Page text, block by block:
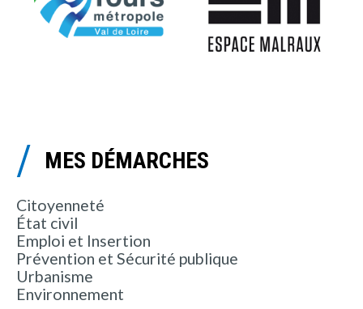
MES DÉMARCHES
Citoyenneté
État civil
Emploi et Insertion
Prévention et Sécurité publique
Urbanisme
Environnement